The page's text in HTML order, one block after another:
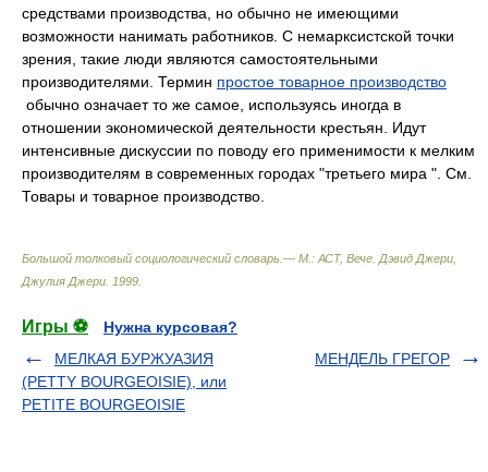
средствами производства, но обычно не имеющими
возможности нанимать работников. С немарксистской точки
зрения, такие люди являются самостоятельными
производителями. Термин простое товарное производство
обычно означает то же самое, используясь иногда в
отношении экономической деятельности крестьян. Идут
интенсивные дискуссии по поводу его применимости к мелким
производителям в современных городах "третьего мира ". См.
Товары и товарное производство.
Большой толковый социологический словарь.— М.: АСТ, Вече Дэвид Джери,
Джулия Джери 1999
Игры ⚽
Нужна курсовая?
МЕЛКАЯ БУРЖУАЗИЯ
(PETTY BOURGEOISIE), или
PETITE BOURGEOISIE
МЕНДЕЛЬ ГРЕГОР